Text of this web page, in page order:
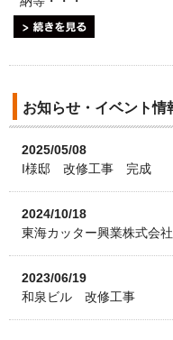
お知らせ・イベント情
2025/05/08
I様邸 改修工事 完成
2024/10/18
東海カッター興業株式
2023/06/19
和泉ビル 改修工事